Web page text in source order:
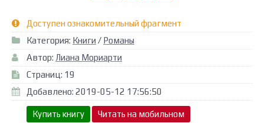
Доступен ознакомительный фрагмент
Категория: Книги / Романы
Автор: Лиана Мориарти
Страниц: 19
Добавлено: 2019-05-12 17:56:50
Купить книгу Читать на мобильном